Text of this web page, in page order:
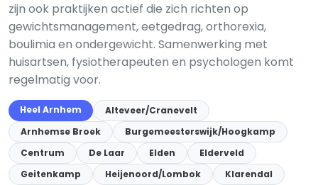
zijn ook praktijken actief die zich richten op
gewichtsmanagement, eetgedrag, orthorexia,
boulimia en ondergewicht. Samenwerking met
huisartsen, fysiotherapeuten en psychologen komt
regelmatig voor.
Heel Arnhem
Alteveer/Cranevelt
Arnhemse Broek
Burgemeesterswijk/Hoogkamp
Centrum
De Laar Elden
Elderveld
Geitenkamp
Heijenoord/Lombok
Klarendal